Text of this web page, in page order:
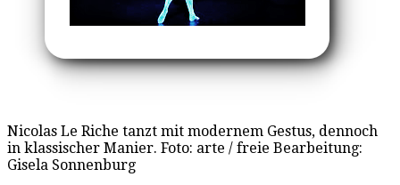
Nicolas Le Riche tanzt mit modernem Gestus, dennoch
in klassischer Manier. Foto: arte / freie Bearbeitung:
Gisela Sonnenburg